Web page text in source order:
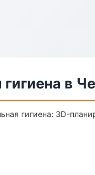
в
гигиена: 3D-